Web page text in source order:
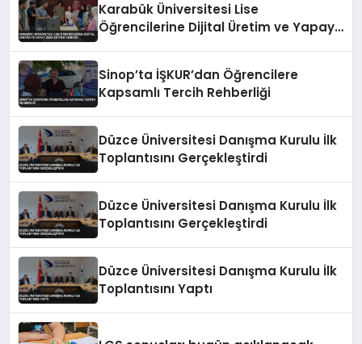
Karabük Üniversitesi Lise
Öğrencilerine Dijital Üretim ve Yapay
Sinop’ta İŞKUR’dan Öğrencilere
Kapsamlı Tercih Rehberliği
Düzce Üniversitesi Danışma Kurulu İlk
Toplantısını Gerçekleştirdi
Düzce Üniversitesi Danışma Kurulu İlk
Toplantısını Gerçekleştirdi
Düzce Üniversitesi Danışma Kurulu İlk
Toplantısını Yaptı